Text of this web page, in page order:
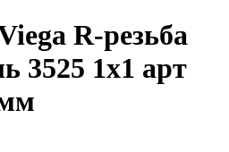
R-резьба
3525 1x1 арт